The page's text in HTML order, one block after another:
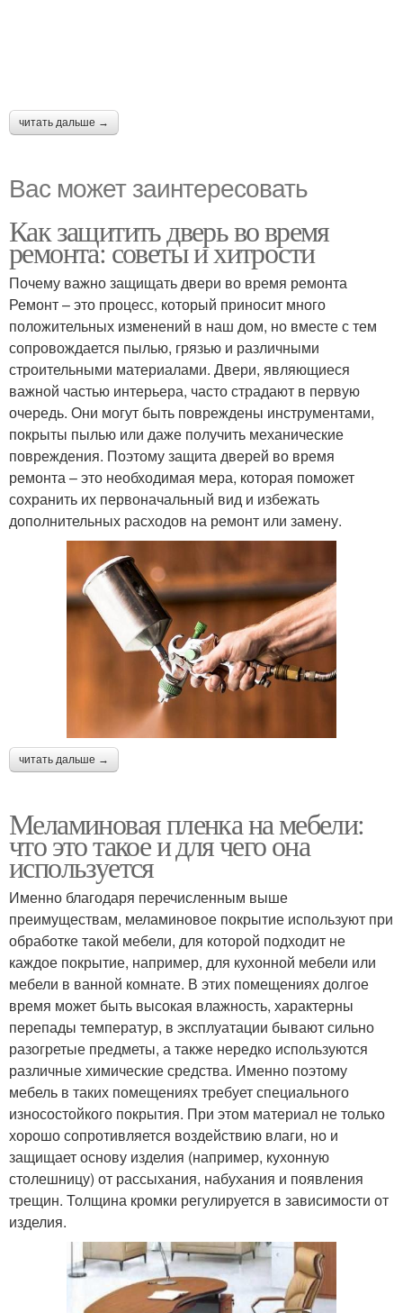
читать дальше →
Вас может заинтересовать
Как защитить дверь во время
ремонта: советы и хитрости
Почему важно защищать двери во время ремонта
Ремонт – это процесс, который приносит много
положительных изменений в наш дом, но вместе с тем
сопровождается пылью, грязью и различными
строительными материалами. Двери, являющиеся
важной частью интерьера, часто страдают в первую
очередь. Они могут быть повреждены инструментами,
покрыты пылью или даже получить механические
повреждения. Поэтому защита дверей во время
ремонта – это необходимая мера, которая поможет
сохранить их первоначальный вид и избежать
дополнительных расходов на ремонт или замену.
читать дальше →
Меламиновая пленка на мебели:
что это такое и для чего она
используется
Именно благодаря перечисленным выше
преимуществам, меламиновое покрытие используют при
обработке такой мебели, для которой подходит не
каждое покрытие, например, для кухонной мебели или
мебели в ванной комнате. В этих помещениях долгое
время может быть высокая влажность, характерны
перепады температур, в эксплуатации бывают сильно
разогретые предметы, а также нередко используются
различные химические средства. Именно поэтому
мебель в таких помещениях требует специального
износостойкого покрытия. При этом материал не только
хорошо сопротивляется воздействию влаги, но и
защищает основу изделия (например, кухонную
столешницу) от рассыхания, набухания и появления
трещин. Толщина кромки регулируется в зависимости от
изделия.